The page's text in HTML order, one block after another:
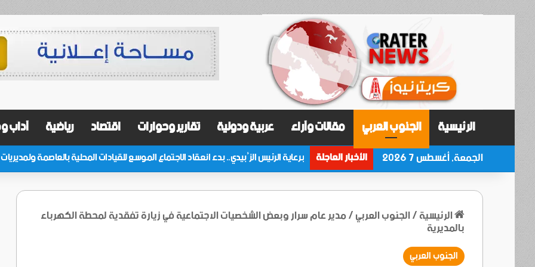
الرئيسية الجنوب العربي مقالات وآراء عربية ودولية تقارير وحوارات اقتصاد رياضية آداب
الجمعة, أغسطس 7 2026 الأخبار العاجلة
الرئيسية/الجنوب العربي/مدير عام سرار وبعض الشخصيات الاجتماعية في زيارة تفقدية لمحطة الكهرباء بالمديرية
الجنوب العربي